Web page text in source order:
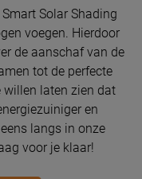
Solar Shading
voegen. Hierdoor
de aanschaf van de
tot de perfecte
laten zien dat
en
langs in onze
voor je klaar!